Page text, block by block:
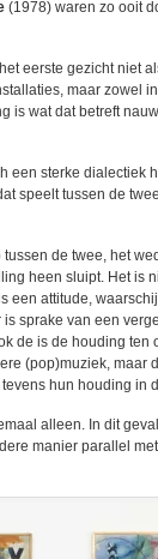
(1978) waren zo ooit
eerste gezicht niet
maar zowel
is wat dat betreft
een sterke dialectiek
speelt tussen de
de twee, het
heen sluipt. Het is
een attitude,
sprake van een
de is de houding ten
(pop)muziek, maar
hun houding in
alleen. In dit
manier parallel